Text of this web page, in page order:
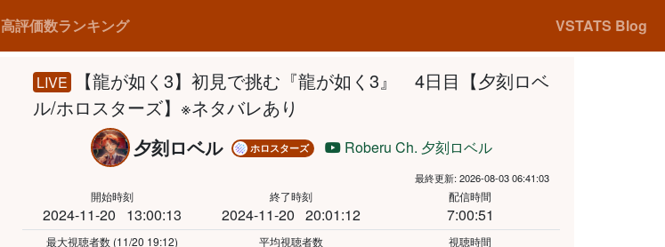
高評価数ランキング VSTATS Blog
LIVE
【龍が如く3】初見で挑む『龍が如く3』 4日目【夕刻ロベ
ル/ホロスターズ】※ネタバレあり
夕刻ロベル
ホロスターズ Roberu Ch. 夕刻ロベル
最終更新: 2026-08-03 06:41:03
開始時刻
2024-11-20 13:00:13
終了時刻
2024-11-20 20:01:12
配信時間
7:00:51
最大視聴者数 (11/20 19:12) 平均視聴者数 視聴時間